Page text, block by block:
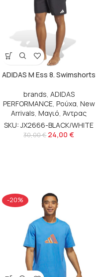
ADIDAS M Ess 8. Swimshorts
brands, ADIDAS
PERFORMANCE, Ρούχα, New
Arrivals,Μαγιό,Άντρας
SKU: JX2666-BLACK/WHITE
30,00€ 24,00 €
-20%